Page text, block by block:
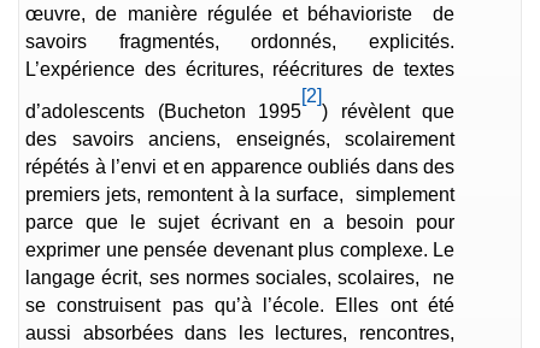
œuvre, de manière régulée et béhavioriste de
savoirs fragmentés, ordonnés, explicités.
L’expérience des écritures, réécritures de textes
d’adolescents (Bucheton 1995
[2]
) révèlent que
des savoirs anciens, enseignés, scolairement
répétés à l’envi et en apparence oubliés dans des
premiers jets, remontent à la surface, simplement
parce que le sujet écrivant en a besoin pour
exprimer une pensée devenant plus complexe. Le
langage écrit, ses normes sociales, scolaires, ne
se construisent pas qu’à l’école. Elles ont été
aussi absorbées dans les lectures, rencontres,